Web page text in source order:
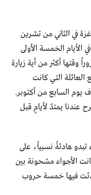
في الثاني من تشرين
جداً في الأيام الخمسة الأولى
مسروراً وقتها أكثر من أية زيارة
التي كانت
يوم السابع من أكتوبر.
عندنا يمتدّ لأيامٍ قبل
تبدو هادئةً نسبياً، على
14 عاماً، حين كانت الأجواء مشحونة بين
فيها خمسة حروب